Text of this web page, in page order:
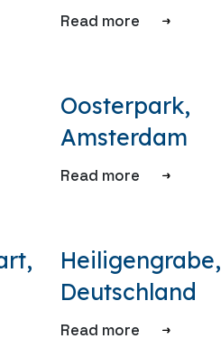
Read more
Oosterpark,
Amsterdam
Read more
Heiligengrabe,
Deutschland
Read more